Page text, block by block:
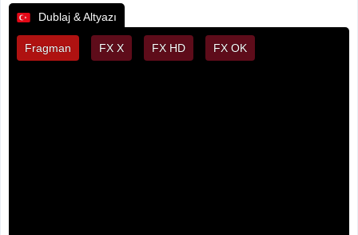
Dublaj & Altyazı
Fragman FX X FX HD FX OK